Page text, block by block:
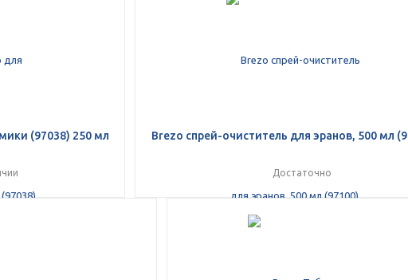
(97038) 250 мл Brezo спрей-очиститель для эранов, 500 мл
Достаточно
раз в 2